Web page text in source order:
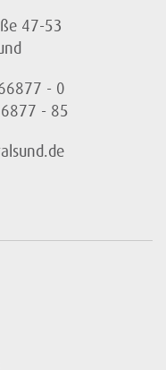
47-53
- 0
- 85